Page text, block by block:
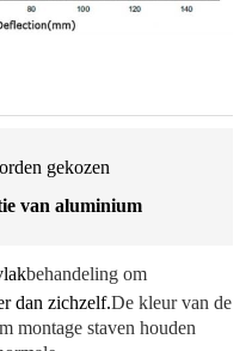
gekozen
van aluminium
behandeling om
dan zichzelf.De kleur van de
montage staven houden